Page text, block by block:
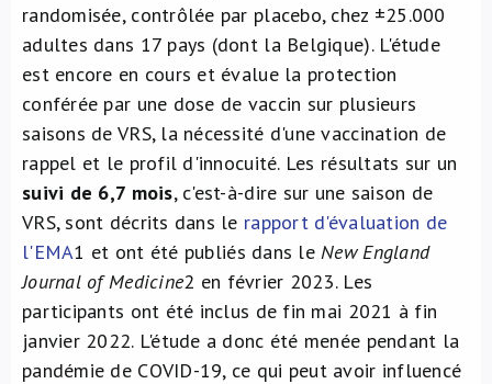
randomisée, contrôlée par placebo, chez ±25.000
adultes dans 17 pays (dont la Belgique). L'étude
est encore en cours et évalue la protection
conférée par une dose de vaccin sur plusieurs
saisons de VRS, la nécessité d'une vaccination de
rappel et le profil d'innocuité. Les résultats sur un
suivi de 6,7 mois, c'est-à-dire sur une saison de
VRS, sont décrits dans le rapport d'évaluation de
l'EMA1 et ont été publiés dans le New England
Journal of Medicine2 en février 2023. Les
participants ont été inclus de fin mai 2021 à fin
janvier 2022. L'étude a donc été menée pendant la
pandémie de COVID-19, ce qui peut avoir influencé